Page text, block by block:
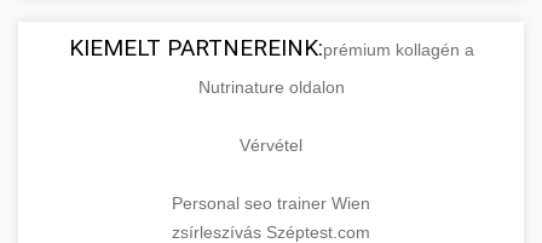
KIEMELT PARTNEREINK:prémium kollagén a
Nutrinature oldalon
Vérvétel
Personal seo trainer Wien
zsírleszívás Széptest.com